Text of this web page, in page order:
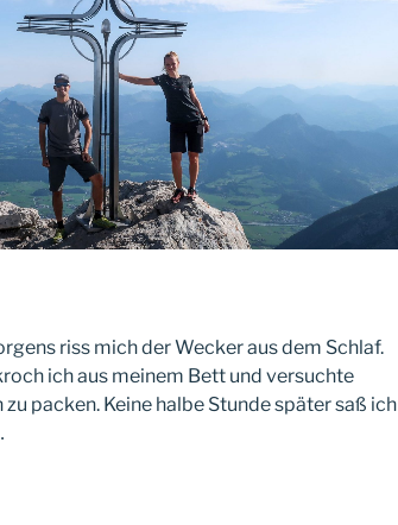
riss mich der Wecker aus dem Schlaf.
ich aus meinem Bett und versuchte
packen. Keine halbe Stunde später saß ich